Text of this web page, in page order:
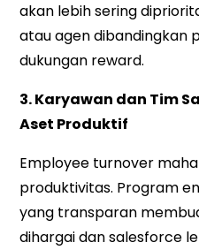
akan lebih sering
atau agen dibandingkan
dukungan reward.
3. Karyawan dan Tim
Aset Produktif
Employee turnover
produktivitas. Program
yang transparan
dihargai dan salesforce